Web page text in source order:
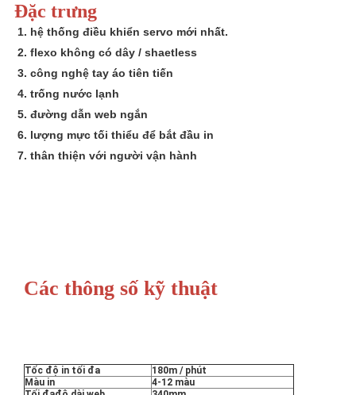
Đặc trưng
1. hệ thống điều khiển servo mới nhất.
2. flexo không có dây / shaetless
3. công nghệ tay áo tiên tiến
4. trống nước lạnh
5. đường dẫn web ngắn
6. lượng mực tối thiểu để bắt đầu in
7. thân thiện với người vận hành
Các thông số kỹ thuật
Tốc độ in tối đa
180m / phút
Màu in
4-12 màu